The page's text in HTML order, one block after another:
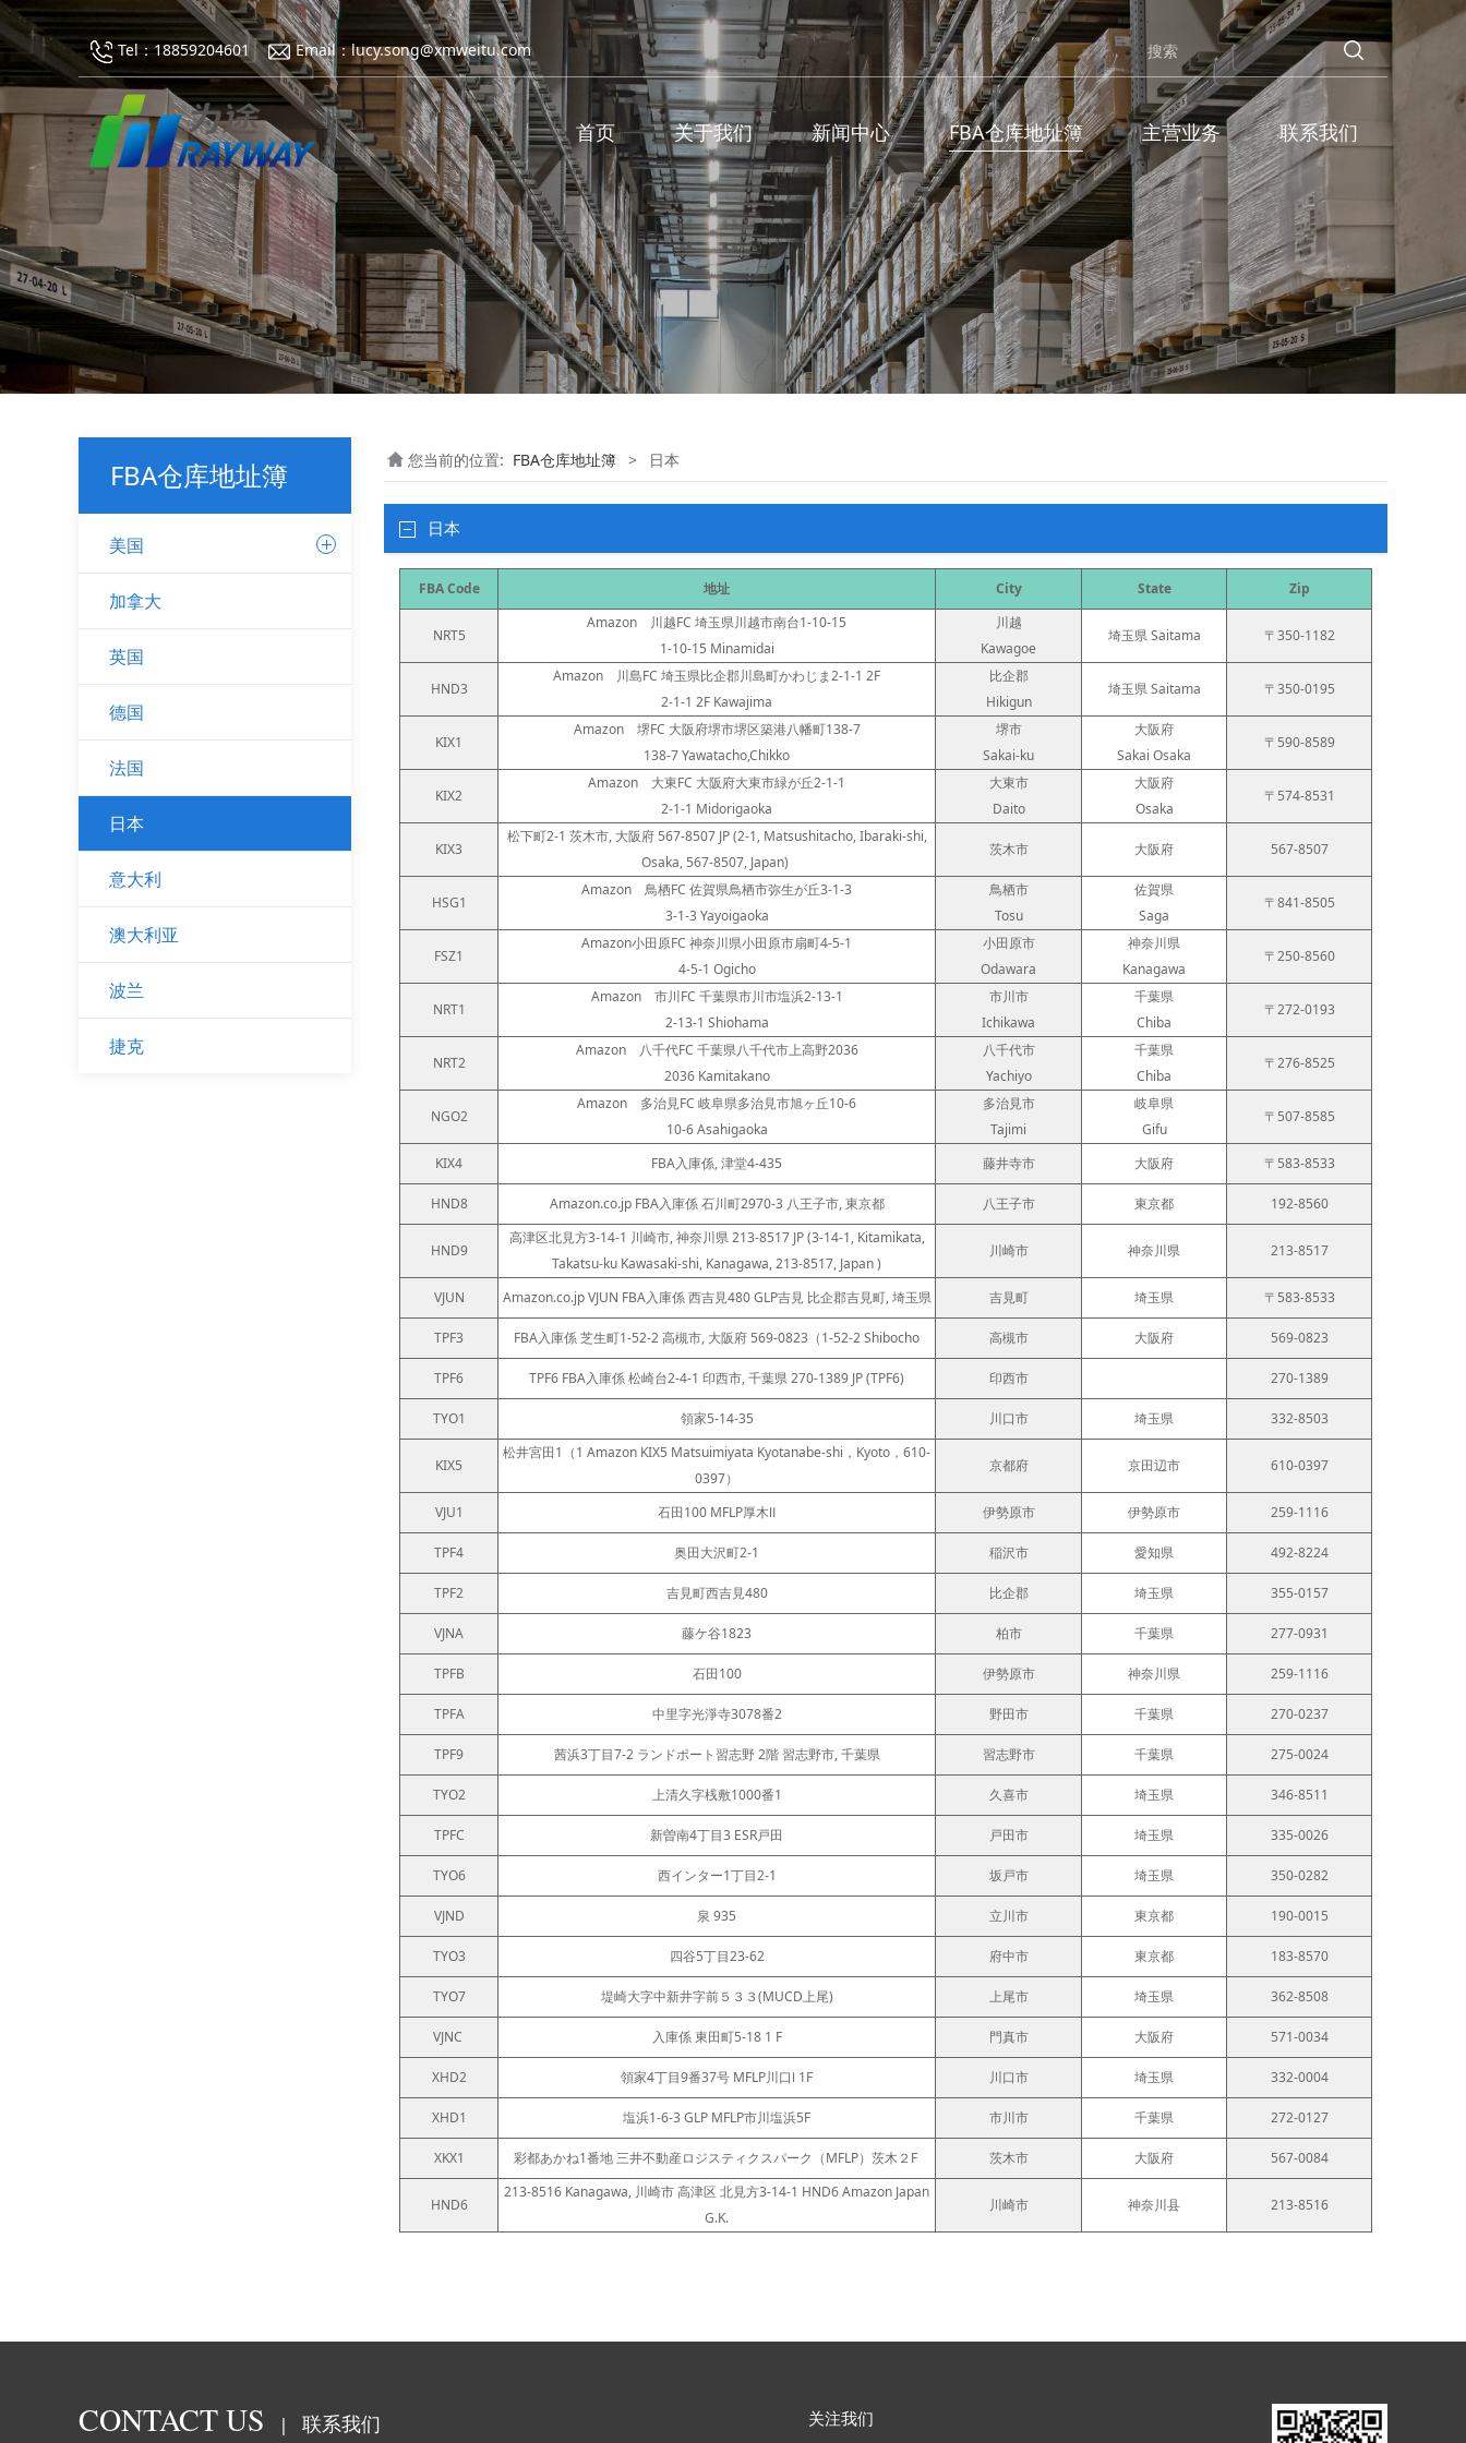
Tel：18859204601 Email：lucy.song@xmweitu.com
首页 关于我们 新闻中心 FBA仓库地址簿 主营业务 联系我们
FBA仓库地址簿
美国
加拿大
英国
德国
法国
日本
意大利
澳大利亚
波兰
捷克
您当前的位置: FBA仓库地址簿 > 日本
日本
FBA Code 地址 City State Zip
NRT5
Amazon 川越FC 埼玉県川越市南台1-10-15
1-10-15 Minamidai
川越
Kawagoe
埼玉県 Saitama 〒350-1182
HND3
Amazon 川島FC 埼玉県比企郡川島町かわじま2-1-1 2F
2-1-1 2F Kawajima
比企郡
Hikigun
埼玉県 Saitama 〒350-0195
KIX1
Amazon 堺FC 大阪府堺市堺区築港八幡町138-7
138-7 Yawatacho,Chikko
堺市
Sakai-ku
大阪府
Sakai Osaka
〒590-8589
KIX2
Amazon 大東FC 大阪府大東市緑が丘2-1-1
2-1-1 Midorigaoka
大東市
Daito
大阪府
Osaka
〒574-8531
KIX3
松下町2-1 茨木市, 大阪府 567-8507 JP (2-1, Matsushitacho, Ibaraki-shi,
Osaka, 567-8507, Japan)
茨木市 大阪府 567-8507
HSG1
Amazon 鳥栖FC 佐賀県鳥栖市弥生が丘3-1-3
3-1-3 Yayoigaoka
鳥栖市
Tosu
佐賀県
Saga
〒841-8505
FSZ1
Amazon小田原FC 神奈川県小田原市扇町4-5-1
4-5-1 Ogicho
小田原市
Odawara
神奈川県
Kanagawa
〒250-8560
NRT1
Amazon 市川FC 千葉県市川市塩浜2-13-1
2-13-1 Shiohama
市川市
Ichikawa
千葉県
Chiba
〒272-0193
NRT2
Amazon 八千代FC 千葉県八千代市上高野2036
2036 Kamitakano
八千代市
Yachiyo
千葉県
Chiba
〒276-8525
NGO2
Amazon 多治見FC 岐阜県多治見市旭ヶ丘10-6
10-6 Asahigaoka
多治見市
Tajimi
岐阜県
Gifu
〒507-8585
KIX4 FBA入庫係, 津堂4-435 藤井寺市 大阪府 〒583-8533
HND8 Amazon.co.jp FBA入庫係 石川町2970-3 八王子市, 東京都 八王子市 東京都 192-8560
HND9
高津区北見方3-14-1 川崎市, 神奈川県 213-8517 JP (3-14-1, Kitamikata,
Takatsu-ku Kawasaki-shi, Kanagawa, 213-8517, Japan )
川崎市 神奈川県 213-8517
VJUN Amazon.co.jp VJUN FBA入庫係 西吉見480 GLP吉見 比企郡吉見町, 埼玉県 吉見町 埼玉県 〒583-8533
TPF3 FBA入庫係 芝生町1-52-2 高槻市, 大阪府 569-0823（1-52-2 Shibocho 高槻市 大阪府 569-0823
TPF6 TPF6 FBA入庫係 松崎台2-4-1 印西市, 千葉県 270-1389 JP (TPF6) 印西市 270-1389
TYO1 領家5-14-35 川口市 埼玉県 332-8503
KIX5
松井宮田1（1 Amazon KIX5 Matsuimiyata Kyotanabe-shi，Kyoto，610-
0397）
京都府 京田辺市 610-0397
VJU1 石田100 MFLP厚木Ⅱ 伊勢原市 伊勢原市 259-1116
TPF4 奥田大沢町2-1 稲沢市 愛知県 492-8224
TPF2 吉見町西吉見480 比企郡 埼玉県 355-0157
VJNA 藤ケ谷1823 柏市 千葉県 277-0931
TPFB 石田100 伊勢原市 神奈川県 259-1116
TPFA 中里字光淨寺3078番2 野田市 千葉県 270-0237
TPF9 茜浜3丁目7-2 ランドポート習志野 2階 習志野市, 千葉県 習志野市 千葉県 275-0024
TYO2 上清久字桟敷1000番1 久喜市 埼玉県 346-8511
TPFC 新曽南4丁目3 ESR戸田 戸田市 埼玉県 335-0026
TYO6 西インター1丁目2-1 坂戸市 埼玉県 350-0282
VJND 泉 935 立川市 東京都 190-0015
TYO3 四谷5丁目23-62 府中市 東京都 183-8570
TYO7 堤崎大字中新井字前５３３(MUCD上尾) 上尾市 埼玉県 362-8508
VJNC 入庫係 東田町5-18 1 F 門真市 大阪府 571-0034
XHD2 領家4丁目9番37号 MFLP川口Ⅰ 1F 川口市 埼玉県 332-0004
XHD1 塩浜1-6-3 GLP MFLP市川塩浜5F 市川市 千葉県 272-0127
XKX1 彩都あかね1番地 三井不動産ロジスティクスパーク（MFLP）茨木２F 茨木市 大阪府 567-0084
HND6
213-8516 Kanagawa, 川崎市 高津区 北見方3-14-1 HND6 Amazon Japan
G.K.
川崎市 神奈川县 213-8516
CONTACT US | 联系我们 关注我们